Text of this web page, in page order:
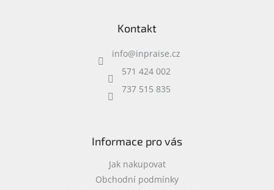
Kontakt
info@inpraise.cz
571 424 002
737 515 835
Informace pro vás
Jak nakupovat
Obchodní podmínky